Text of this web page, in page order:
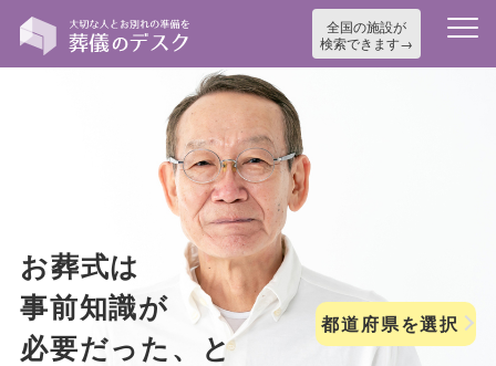
全国の施設が
検索できます
お葬式は
事前知識が
必要だった、と
都道府県を選択